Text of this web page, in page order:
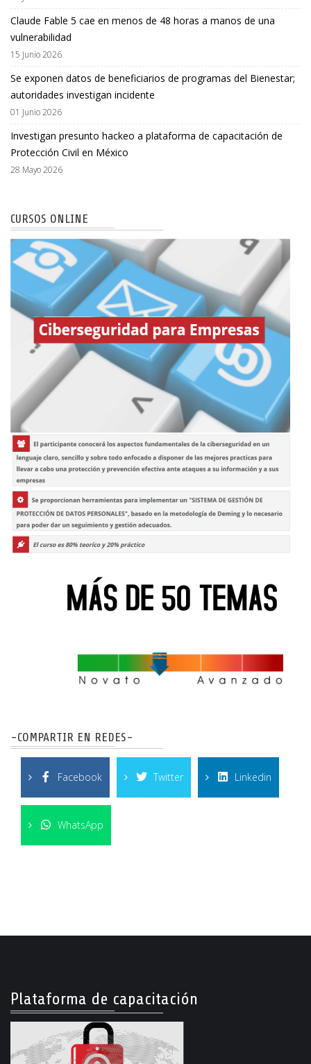
Claude Fable 5 cae en menos de 48 horas a manos de una
vulnerabilidad
15 Junio 2026
Se exponen datos de beneficiarios de programas del Bienestar;
autoridades investigan incidente
01 Junio 2026
Investigan presunto hackeo a plataforma de capacitación de
Protección Civil en México
28 Mayo 2026
CURSOS ONLINE
-COMPARTIR EN REDES-
Facebook Twitter Linkedin
WhatsApp
Plataforma de capacitación